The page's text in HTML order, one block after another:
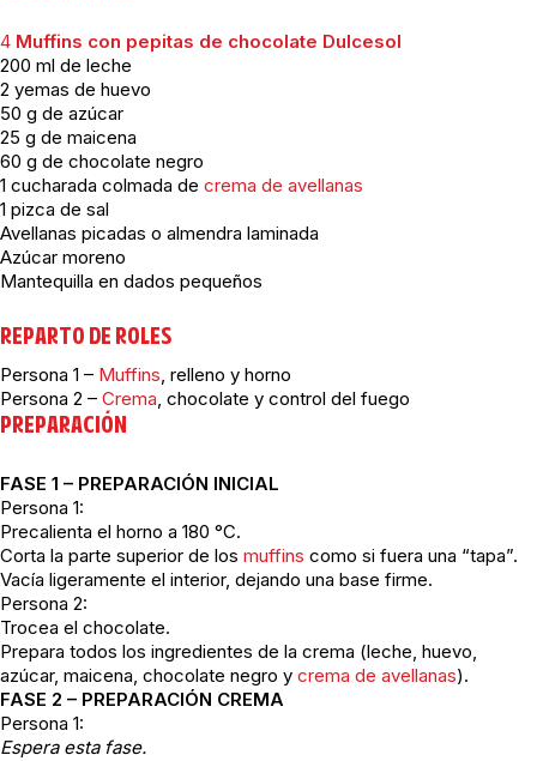
4 Muffins con pepitas de chocolate Dulcesol
200 ml de leche
2 yemas de huevo
50 g de azúcar
25 g de maicena
60 g de chocolate negro
1 cucharada colmada de crema de avellanas
1 pizca de sal
Avellanas picadas o almendra laminada
Azúcar moreno
Mantequilla en dados pequeños
REPARTO DE ROLES
Persona 1 – Muffins, relleno y horno
Persona 2 – Crema, chocolate y control del fuego
PREPARACIÓN
FASE 1 – PREPARACIÓN INICIAL
Persona 1:
Precalienta el horno a 180 °C.
Corta la parte superior de los muffins como si fuera una “tapa”.
Vacía ligeramente el interior, dejando una base firme.
Persona 2:
Trocea el chocolate.
Prepara todos los ingredientes de la crema (leche, huevo,
azúcar, maicena, chocolate negro y crema de avellanas).
FASE 2 – PREPARACIÓN CREMA
Persona 1:
Espera esta fase.